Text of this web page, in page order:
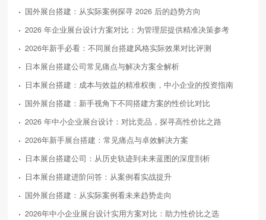
国外展台搭建：从实际案例探寻 2026 后的趋势方向
2026 年企业展台设计方案对比：为管理层提供精准决策参考
2026年新手必看：不同展台搭建风格实际效果对比评测
日本展台搭建公司常见痛点与解决方案全解析
日本展台搭建：成本与效益的精准权衡，中小企业的投资指南
国外展台搭建：新手视角下不同搭建方案的性价比对比
2026 年中小企业展台设计：对比竞品，探寻高性价比之路
2026年新手展台搭建：常见痛点与卓效解决方案
日本展台搭建公司：从历史轨迹到未来蓝图的深度剖析
日本展台搭建进阶问答：从案例看实战提升
国外展台搭建：从实际案例看未来趋势走向
2026年中小企业展台设计实用方案对比：助力性价比之选